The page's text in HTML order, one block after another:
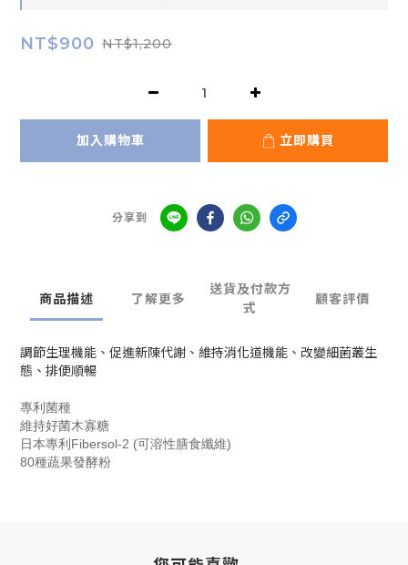
NT$900 NT$1,200
加入購物車 立即購買
分享到
商品描述 了解更多
送貨及付款方
式
顧客評價
調節生理機能、促進新陳代謝、維持消化道機能、改變細菌叢生
態、排便順暢
專利菌種
維持好菌木寡糖
日本專利Fibersol-2 (可溶性膳食纖維)
80種蔬果發酵粉